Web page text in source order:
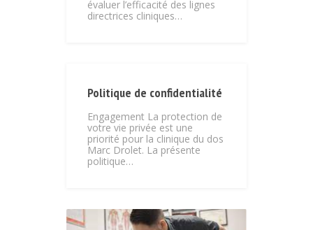
évaluer l’efficacité des lignes
directrices cliniques…
Politique de confidentialité
Engagement La protection de
votre vie privée est une
priorité pour la clinique du dos
Marc Drolet. La présente
politique…